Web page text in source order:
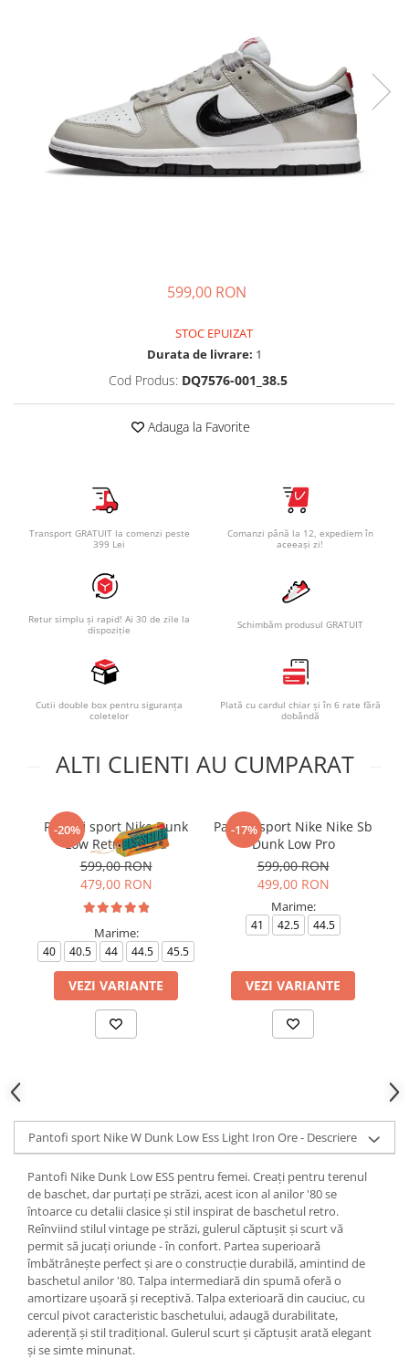
Pantaloni scurti Copii
Accesorii
Ingrijire incaltaminte
599,00 RON
STOC EPUIZAT
Durata de livrare: 1
Cod Produs: DQ7576-001_38.5
Adauga la Favorite
Transport GRATUIT la comenzi peste
399 Lei
Comanzi până la 12, expediem în
aceeași zi!
Retur simplu și rapid! Ai 30 de zile la
dispoziție
Schimbăm produsul GRATUIT
Cutii double box pentru siguranța
coletelor
Plată cu cardul chiar și în 6 rate fără
dobândă
ALTI CLIENTI AU CUMPARAT
-20%
Pantofi sport Nike Dunk
Low Retro Panda
599,00 RON
479,00 RON
Marime:
40 40.5 44 44.5 45.5
VEZI VARIANTE
-17%
Pantofi sport Nike Nike Sb
Dunk Low Pro
599,00 RON
499,00 RON
Marime:
41 42.5 44.5
VEZI VARIANTE
Pantofi sport Nike W Dunk Low Ess Light Iron Ore - Descriere
Pantofi Nike Dunk Low ESS pentru femei. Creați pentru terenul
de baschet, dar purtați pe străzi, acest icon al anilor '80 se
întoarce cu detalii clasice și stil inspirat de baschetul retro.
Reînviind stilul vintage pe străzi, gulerul căptușit și scurt vă
permit să jucați oriunde - în confort. Partea superioară
îmbătrânește perfect și are o construcție durabilă, amintind de
baschetul anilor '80. Talpa intermediară din spumă oferă o
amortizare ușoară și receptivă. Talpa exterioară din cauciuc, cu
cercul pivot caracteristic baschetului, adaugă durabilitate,
aderență și stil tradițional. Gulerul scurt și căptușit arată elegant
și se simte minunat.